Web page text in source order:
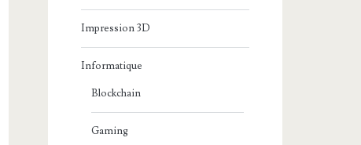
Impression 3D
Informatique
Blockchain
Gaming